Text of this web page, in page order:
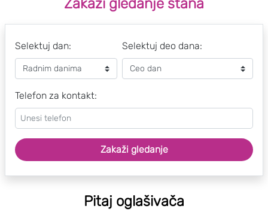
Zakaži gledanje stana
Selektuj dan: Selektuj deo dana:
Telefon za kontakt:
Zakaži gledanje
Pitaj oglašivača